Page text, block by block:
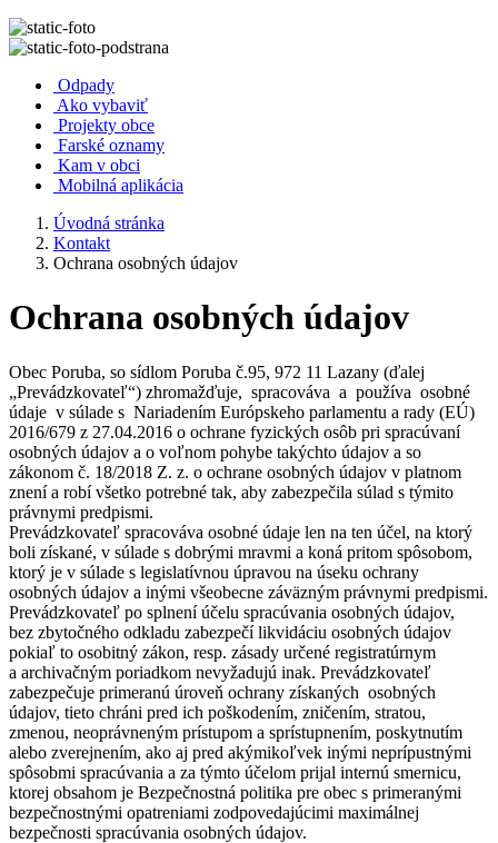
Odpady
Ako vybaviť
Projekty obce
Farské oznamy
Kam v obci
Mobilná aplikácia
Úvodná stránka
Kontakt
Ochrana osobných údajov
Ochrana osobných údajov
Obec Poruba, so sídlom Poruba č.95, 972 11 Lazany (ďalej
„Prevádzkovateľ“) zhromažďuje, spracováva a používa osobné
údaje v súlade s Nariadením Európskeho parlamentu a rady (EÚ)
2016/679 z 27.04.2016 o ochrane fyzických osôb pri spracúvaní
osobných údajov a o voľnom pohybe takýchto údajov a so
zákonom č. 18/2018 Z. z. o ochrane osobných údajov v platnom
znení a robí všetko potrebné tak, aby zabezpečila súlad s týmito
právnymi predpismi.
Prevádzkovateľ spracováva osobné údaje len na ten účel, na ktorý
boli získané, v súlade s dobrými mravmi a koná pritom spôsobom,
ktorý je v súlade s legislatívnou úpravou na úseku ochrany
osobných údajov a inými všeobecne záväzným právnymi predpismi.
Prevádzkovateľ po splnení účelu spracúvania osobných údajov,
bez zbytočného odkladu zabezpečí likvidáciu osobných údajov
pokiaľ to osobitný zákon, resp. zásady určené registratúrnym
a archivačným poriadkom nevyžadujú inak. Prevádzkovateľ
zabezpečuje primeranú úroveň ochrany získaných osobných
údajov, tieto chráni pred ich poškodením, zničením, stratou,
zmenou, neoprávneným prístupom a sprístupnením, poskytnutím
alebo zverejnením, ako aj pred akýmikoľvek inými neprípustnými
spôsobmi spracúvania a za týmto účelom prijal internú smernicu,
ktorej obsahom je Bezpečnostná politika pre obec s primeranými
bezpečnostnými opatreniami zodpovedajúcimi maximálnej
bezpečnosti spracúvania osobných údajov.